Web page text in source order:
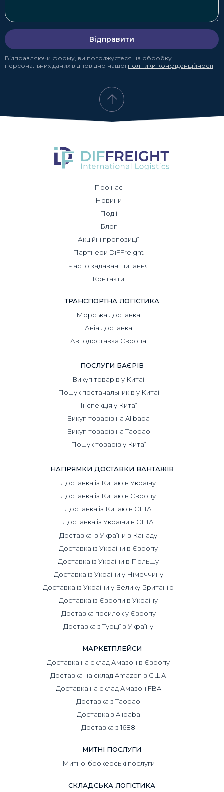
Відправити
Відправляючи форму, ви погоджуєтеся на обробку
персональних даних відповідно нашої політики конфіденційності
Про нас
Новини
Події
Блог
Акційні пропозиції
Партнери DiFFreight
Часто задавані питання
Контакти
ТРАНСПОРТНА ЛОГІСТИКА
Морська доставка
Авіа доставка
Автодоставка Європа
ПОСЛУГИ БАЄРІВ
Викуп товарів у Китаї
Пошук постачальників у Китаї
Інспекція у Китаї
Викуп товарів на Alibaba
Викуп товарів на Taobao
Пошук товарів у Китаї
НАПРЯМКИ ДОСТАВКИ ВАНТАЖІВ
Доставка із Китаю в Україну
Доставка із Китаю в Європу
Доставка із Китаю в США
Доставка із України в США
Доставка із України в Канаду
Доставка із України в Європу
Доставка із України в Польщу
Доставка із України у Німеччину
Доставка із України у Велику Британію
Доставка із Європи в Україну
Доставка посилок у Європу
Доставка з Турції в Україну
МАРКЕТПЛЕЙСИ
Доставка на склад Амазон в Європу
Доставка на склад Amazon в США
Доставка на склад Амазон FBA
Доставка з Taobao
Доставка з Alibaba
Доставка з 1688
МИТНІ ПОСЛУГИ
Митно-брокерські послуги
СКЛАДСЬКА ЛОГІСТИКА